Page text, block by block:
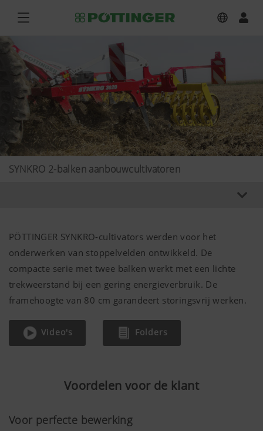
SYNKRO 2-balken aanbouwcultivatoren
PÖTTINGER SYNKRO-cultivators werden voor het
onderwerken van stoppelvelden ontwikkeld. De
compacte serie met twee balken werkt met een lichte
trekweerstand bij een gering energieverbruik. De
framehoogte van 80 cm garandeert storingsvrij werken.
Video's Folders
Voordelen voor de klant
Voor perfecte bewerking